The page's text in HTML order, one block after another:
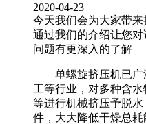
2020-04-23
今天我们会为大家带
通过我们的介绍让您
问题有更深入的了解
单螺旋挤压机已
工等行业，对多种含
等进行机械挤压予脱
件，大大降低干燥总耗